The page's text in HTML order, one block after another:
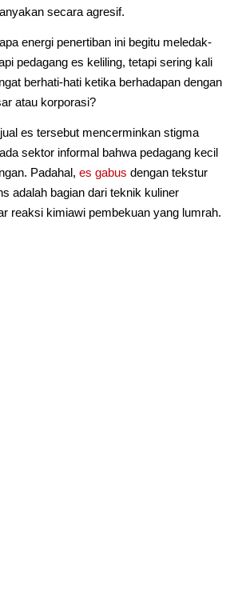
secara agresif.
energi penertiban ini begitu meledak-
pedagang es keliling, tetapi sering kali
berhati-hati ketika berhadapan dengan
atau korporasi?
es tersebut mencerminkan stigma
sektor informal bahwa pedagang kecil
Padahal, es gabus dengan tekstur
adalah bagian dari teknik kuliner
reaksi kimiawi pembekuan yang lumrah.